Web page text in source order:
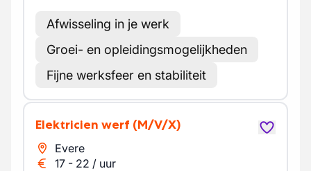
Afwisseling in je werk
Groei- en opleidingsmogelijkheden
Fijne werksfeer en stabiliteit
Elektricien werf (M/V/X)
Evere
17 - 22 / uur